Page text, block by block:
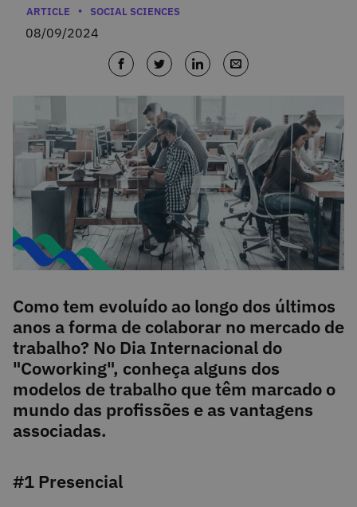
Categories
ARTICLE SOCIAL SCIENCES
08/09/2024
Como tem evoluído ao longo dos últimos
anos a forma de colaborar no mercado de
trabalho? No Dia Internacional do
"Coworking", conheça alguns dos
modelos de trabalho que têm marcado o
mundo das profissões e as vantagens
associadas.
#1 Presencial